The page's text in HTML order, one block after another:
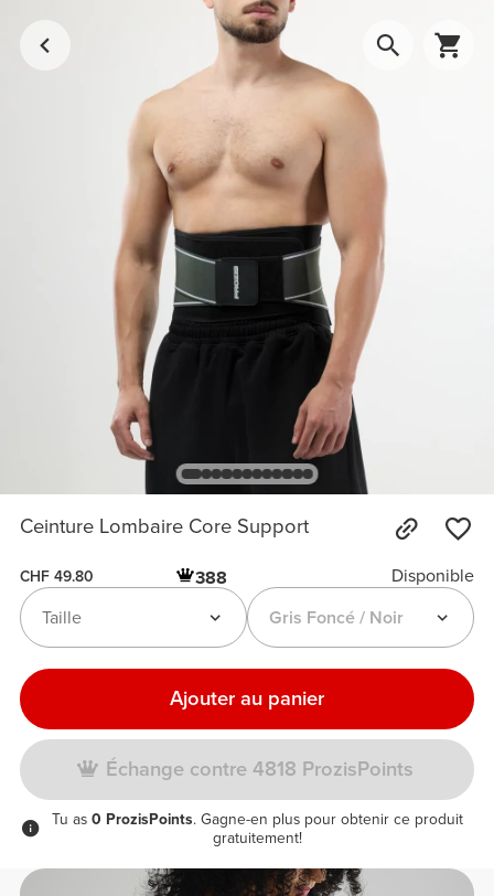
Ceinture Lombaire Core Support
CHF 49.80 388
Disponible
Gris Foncé / Noir
Taille
Ajouter au panier
Échange contre 4818 ProzisPoints
Tu as 0 ProzisPoints. Gagne-en plus pour obtenir ce produit
gratuitement!